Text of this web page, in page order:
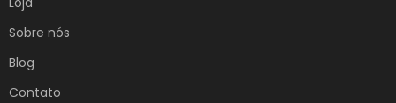
Sobre nós
Blog
Contato